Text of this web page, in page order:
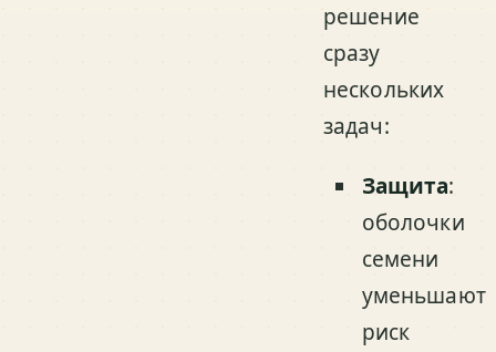
решение
сразу
нескольких
задач:
Защита:
оболочки
семени
уменьшают
риск